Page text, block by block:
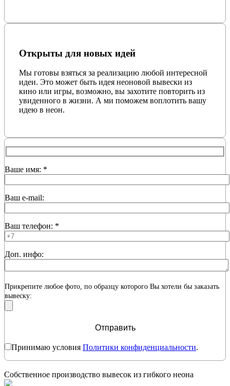
Открыты для новых идей
Мы готовы взяться за реализацию любой интересной
идеи. Это может быть идея неоновой вывески из
кино или игры, возможно, вы захотите повторить из
увиденного в жизни. А ми поможем воплотить вашу
идею в неон.
Ваше имя: *
Ваш e-mail:
Ваш телефон: *
Доп. инфо:
Прикрепите любое фото , по образцу которого Вы хотели бы заказать
вывеску:
Принимаю условия Политики конфиденциальности.
Собственное производство вывесок из гибкого неона